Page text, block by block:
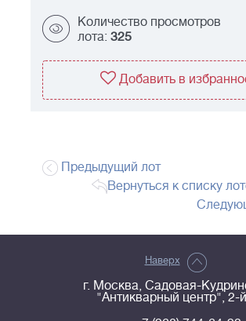
Количество просмотров
лота: 325
Добавить в
Предыдущий лот
Вернуться к списку
Наверх
г. Москва, Садовая-
"Антикварный центр", 2-